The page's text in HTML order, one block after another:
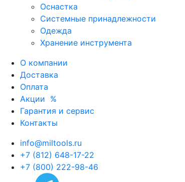
Оснастка
Системные принадлежности
Одежда
Хранение инструмента
О компании
Доставка
Оплата
Акции %
Гарантия и сервис
Контакты
info@miltools.ru
+7 (812) 648-17-22
+7 (800) 222-98-46